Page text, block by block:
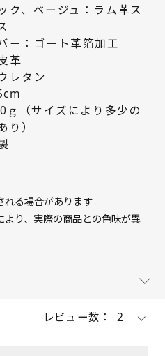
に発送
ク、ベージュ：ラム革ス
ー：ゴート革箔加工
革
レタン
ｇ（サイズにより多少の
り）
る場合があります
り、実際の商品との色味が異
レビュー数： 2